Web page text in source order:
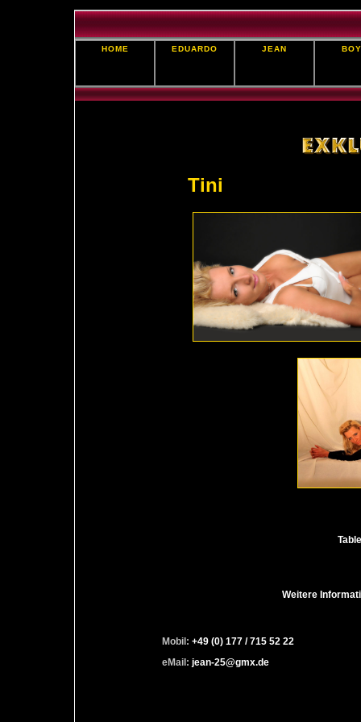
HOME EDUARDO JEAN
Tini
Weitere
Mobil: +49 (0) 177 / 715 52 22
eMail: jean-25@gmx.de